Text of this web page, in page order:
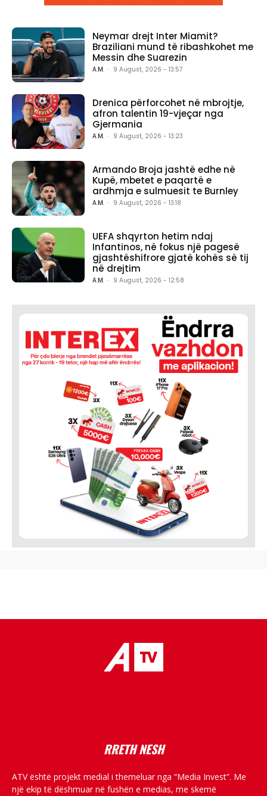
Neymar drejt Inter Miamit?
Braziliani mund të ribashkohet me
Messin dhe Suarezin
A.M. - 9 August, 2026 - 13:57
Drenica përforcohet në mbrojtje,
afron talentin 19-vjeçar nga
Gjermania
A.M. - 9 August, 2026 - 13:23
Armando Broja jashtë edhe në
Kupë, mbetet e paqartë e
ardhmja e sulmuesit te Burnley
A.M. - 9 August, 2026 - 13:18
UEFA shqyrton hetim ndaj
Infantinos, në fokus një pagesë
gjashtëshifrore gjatë kohës së tij
në drejtim
A.M. - 9 August, 2026 - 12:58
RRETH NESH
ATV është projekt medial i themeluar nga “Media Invest”. Me
një ekip të dëshmuar në fushën e medias, me skemë